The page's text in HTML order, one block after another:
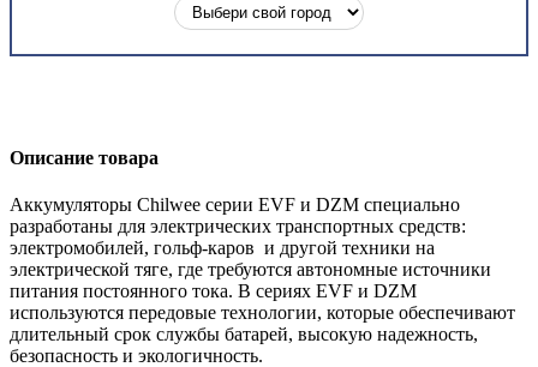
Описание товара
Аккумуляторы Chilwee серии EVF и DZM специально
разработаны для электрических транспортных средств:
электромобилей, гольф-каров и другой техники на
электрической тяге, где требуются автономные источники
питания постоянного тока. В сериях EVF и DZM
используются передовые технологии, которые обеспечивают
длительный срок службы батарей, высокую надежность,
безопасность и экологичность.